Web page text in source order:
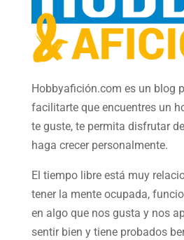
Hobbyafición.com es un blog
facilitarte que encuentres un
te guste, te permita disfrutar
haga crecer personalmente.
El tiempo libre está muy
tener la mente ocupada,
en algo que nos gusta y nos
sentir bien y tiene probados